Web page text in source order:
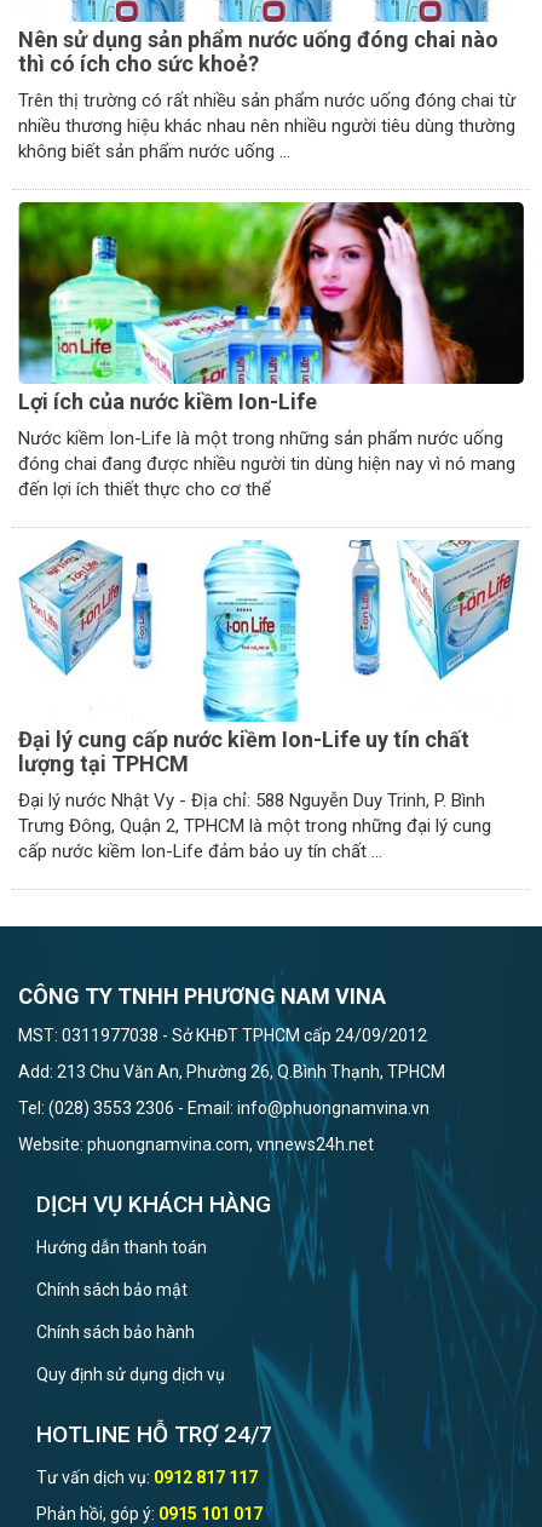
Nên sử dụng sản phẩm nước uống đóng chai nào
thì có ích cho sức khoẻ?
Trên thị trường có rất nhiều sản phẩm nước uống đóng chai từ
nhiều thương hiệu khác nhau nên nhiều người tiêu dùng thường
không biết sản phẩm nước uống ...
Lợi ích của nước kiềm Ion-Life
Nước kiềm Ion-Life là một trong những sản phẩm nước uống
đóng chai đang được nhiều người tin dùng hiện nay vì nó mang
đến lợi ích thiết thực cho cơ thể
Đại lý cung cấp nước kiềm Ion-Life uy tín chất
lượng tại TPHCM
Đại lý nước Nhật Vy - Địa chỉ: 588 Nguyễn Duy Trinh, P. Bình
Trưng Đông, Quận 2, TPHCM là một trong những đại lý cung
cấp nước kiềm Ion-Life đảm bảo uy tín chất ...
CÔNG TY TNHH PHƯƠNG NAM VINA
MST: 0311977038 - Sở KHĐT TPHCM cấp 24/09/2012
Add: 213 Chu Văn An, Phường 26, Q.Bình Thạnh, TPHCM
Tel: (028) 3553 2306 - Email: info@phuongnamvina.vn
Website: phuongnamvina.com, vnnews24h.net
DỊCH VỤ KHÁCH HÀNG
Hướng dẫn thanh toán
Chính sách bảo mật
Chính sách bảo hành
Quy định sử dụng dịch vụ
HOTLINE HỖ TRỢ 24/7
Tư vấn dịch vụ: 0912 817 117
Phản hồi, góp ý: 0915 101 017